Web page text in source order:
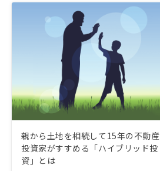
親から土地を相続して15年の不動産
投資家がすすめる「ハイブリッド投
資」とは